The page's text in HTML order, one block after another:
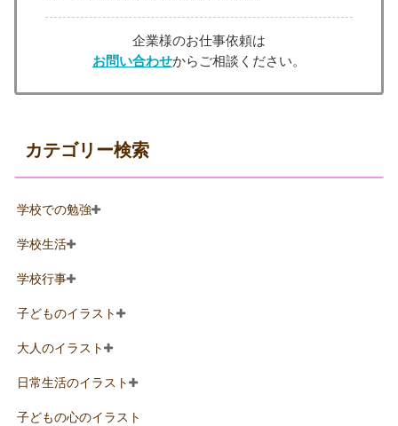
企業様のお仕事依頼は
お問い合わせからご相談ください。
カテゴリー検索
学校での勉強
学校生活
学校行事
子どものイラスト
大人のイラスト
日常生活のイラスト
子どもの心のイラスト